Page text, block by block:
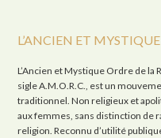
L’ANCIEN ET
L’Ancien et Mystique Ordre de la
sigle A.M.O.R.C., est un
traditionnel. Non religieux et
aux femmes, sans distinction de
religion. Reconnu d’utilité